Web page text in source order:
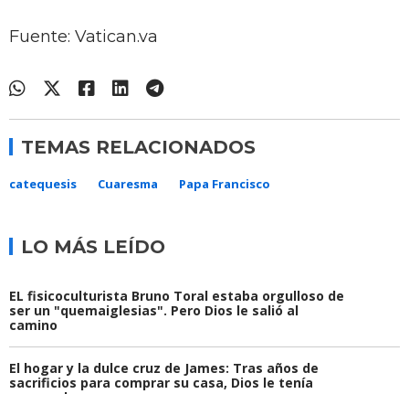
Fuente: Vatican.va
TEMAS RELACIONADOS
catequesis Cuaresma Papa Francisco
LO MÁS LEÍDO
EL fisicoculturista Bruno Toral estaba orgulloso de
ser un "quemaiglesias". Pero Dios le salió al
camino
El hogar y la dulce cruz de James: Tras años de
sacrificios para comprar su casa, Dios le tenía